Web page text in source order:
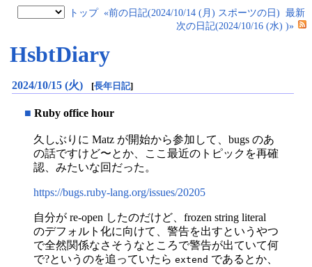
トップ «前の日記(2024/10/14 (月) スポーツの日) 最新
次の日記(2024/10/16 (水) )»
HsbtDiary
2024/10/15 (火) [長年日記]
■ Ruby office hour
久しぶりに Matz が開始から参加して、bugs のあ
の話ですけど〜とか、ここ最近のトピックを再確
認、みたいな回だった。
https://bugs.ruby-lang.org/issues/20205
自分が re-open したのだけど、frozen string literal
のデフォルト化に向けて、警告を出すというやつ
で全然関係なさそうなところで警告が出ていて何
で?というのを追っていたら extend であるとか、